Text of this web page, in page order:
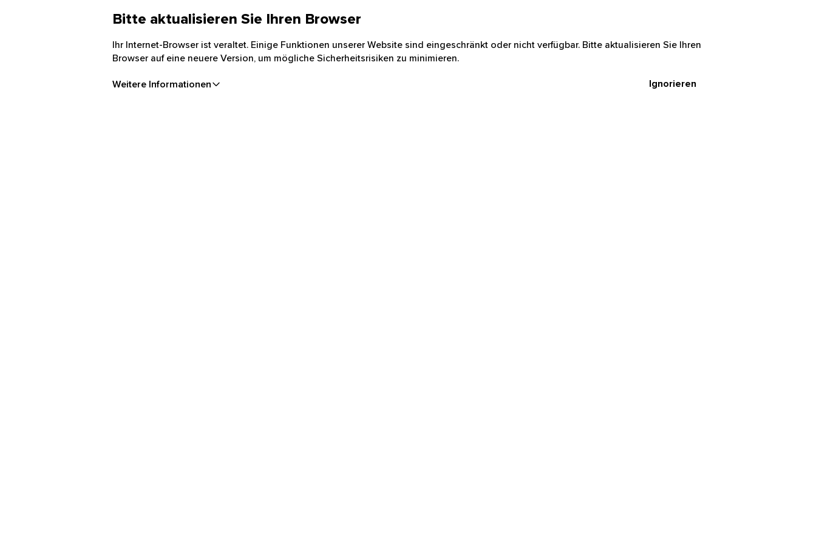
Bitte aktualisieren Sie Ihren Browser
Ihr Internet-Browser ist veraltet. Einige Funktionen unserer Website sind eingeschränkt oder nicht verfügbar. Bitte aktualisieren Sie Ihren
Browser auf eine neuere Version, um mögliche Sicherheitsrisiken zu minimieren.
Weitere Informationen Ignorieren